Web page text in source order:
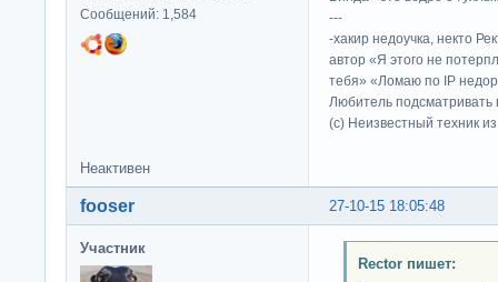
Сообщений: 1,584
---
-хакир недоучка, некто
автор «Я этого не
тебя» «Ломаю по IP
Любитель подсматривать
(c) Неизвестный техник
Неактивен
27-10-15 18:05:48
fooser
Участник
Rector пишет: